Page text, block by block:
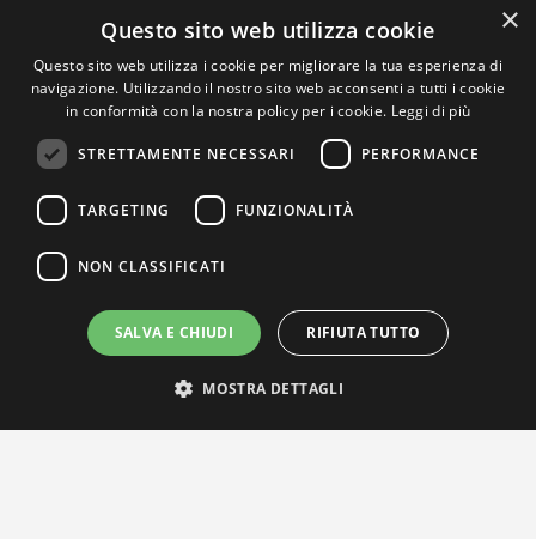
×
Questo sito web utilizza cookie
Questo sito web utilizza i cookie per migliorare la tua esperienza di
navigazione. Utilizzando il nostro sito web acconsenti a tutti i cookie
in conformità con la nostra policy per i cookie. Leggi di più
STRETTAMENTE NECESSARI PERFORMANCE
TARGETING FUNZIONALITÀ
NON CLASSIFICATI
SALVA E CHIUDI RIFIUTA TUTTO
MOSTRA DETTAGLI